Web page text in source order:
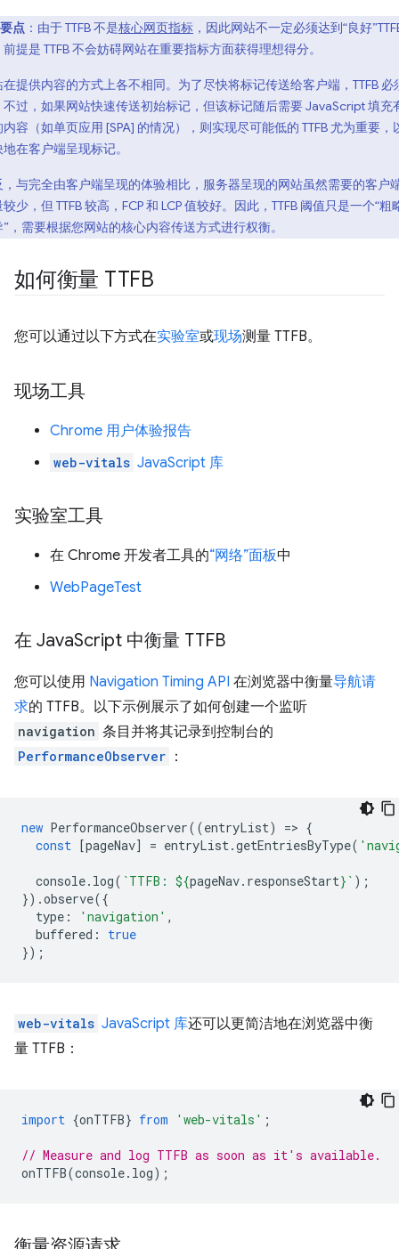
要点 ：由于 TTFB 不是核心网页指标 ，因此网站不一定必须达到“良好
提是 TTFB 不会妨碍网站在重要指标方面获得理想得分。
在提供内容的方式上各不相同。为了尽快将标记传送给客户端，TTFB 必
不过，如果网站快速传送初始标记，但该标记随后需要 JavaScript 填充
容（如单页应用 [SPA] 的情况），则实现尽可能低的 TTFB 尤为重要，
在客户端呈现标记。
，与完全由客户端呈现的体验相比，服务器呈现的网站虽然需要的客户
少，但 TTFB 较高，FCP 和 LCP 值较好。因此，TTFB 阈值只是一个“粗
，需要根据您网站的核心内容传送方式进行权衡。
如何衡量 TTFB
您可以通过以下方式在实验室或现场测量 TTFB。
现场工具
Chrome 用户体验报告
web-vitals JavaScript 库
实验室工具
在 Chrome 开发者工具的“网络”面板中
WebPageTest
在 JavaScript 中衡量 TTFB
您可以使用 Navigation Timing API 在浏览器中衡量导航请
求的 TTFB。以下示例展示了如何创建一个监听
navigation 条目并将其记录到控制台的
PerformanceObserver ：
new PerformanceObserver((entryList) => {
const [pageNav] = entryList.getEntriesByType(
console. log( `TTFB: ${pageNav. responseStart} ` );
}).observe({
type : 'navigation' ,
buffered :
true
});
web-vitals JavaScript 库还可以更简洁地在浏览器中衡
量 TTFB：
import {onTTFB} from 'web-vitals' ;
// Measure and log TTFB as soon as it's available.
onTTFB(console. log);